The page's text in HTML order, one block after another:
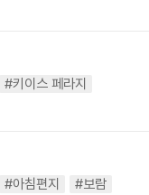
#키이스 페라지
#아침편지
#보람